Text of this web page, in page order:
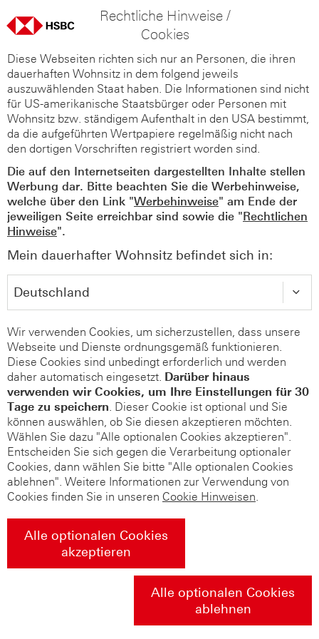
Rechtliche Hinweise /
Cookies
Diese Webseiten richten sich nur an Personen, die ihren
dauerhaften Wohnsitz in dem folgend jeweils
auszuwählenden Staat haben. Die Informationen sind nicht
für US-amerikanische Staatsbürger oder Personen mit
Wohnsitz bzw. ständigem Aufenthalt in den USA bestimmt,
da die aufgeführten Wertpapiere regelmäßig nicht nach
den dortigen Vorschriften registriert worden sind.
Die auf den Internetseiten dargestellten Inhalte stellen
Werbung dar. Bitte beachten Sie die Werbehinweise,
welche über den Link "Werbehinweise" am Ende der
jeweiligen Seite erreichbar sind sowie die "Rechtlichen
Hinweise".
Mein dauerhafter Wohnsitz befindet sich in:
Wir verwenden Cookies, um sicherzustellen, dass unsere
Webseite und Dienste ordnungsgemäß funktionieren.
Diese Cookies sind unbedingt erforderlich und werden
daher automatisch eingesetzt. Darüber hinaus
verwenden wir Cookies, um Ihre Einstellungen für 30
Tage zu speichern. Dieser Cookie ist optional und Sie
können auswählen, ob Sie diesen akzeptieren möchten.
Wählen Sie dazu "Alle optionalen Cookies akzeptieren".
Entscheiden Sie sich gegen die Verarbeitung optionaler
Cookies, dann wählen Sie bitte "Alle optionalen Cookies
ablehnen". Weitere Informationen zur Verwendung von
Cookies finden Sie in unseren Cookie Hinweisen.
Alle optionalen Cookies
akzeptieren
Alle optionalen Cookies
ablehnen